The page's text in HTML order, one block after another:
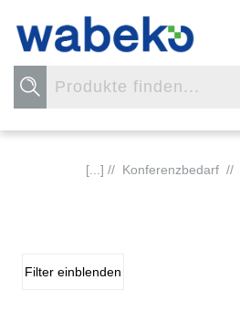
[...] // Konferenzbedarf //
Filter einblenden